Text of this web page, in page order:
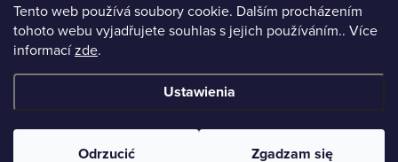
Tento web používá soubory cookie. Dalším procházením
tohoto webu vyjadřujete souhlas s jejich používáním.. Více
informacízde.
Ustawienia
Odrzucić Zgadzam się
Infobox
Wszystkie prawa zastrzeżone.